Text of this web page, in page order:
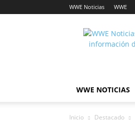
WWE Noticias WWE
WWE NOTICIAS
Inicio Destacado